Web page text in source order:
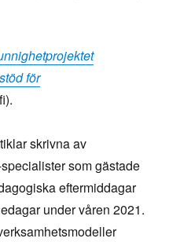
för
skrivna av
som gästade
eftermiddagar
under våren 2021.